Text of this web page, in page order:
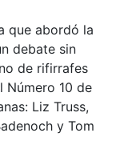
que abordó la
debate sin
de rifirrafes
Número 10 de
Liz Truss,
y Tom